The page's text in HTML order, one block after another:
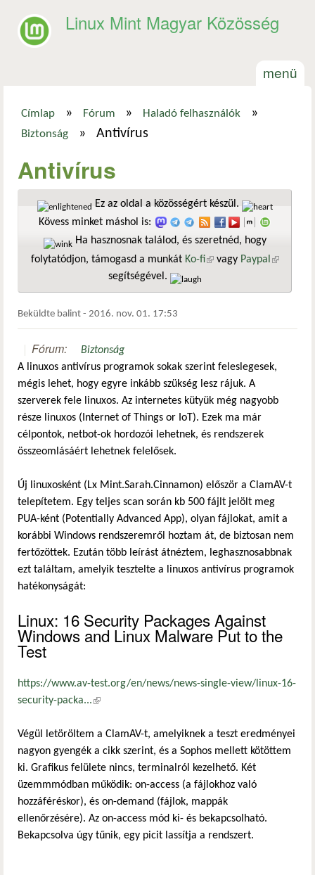
Linux Mint Magyar Közösség
menü
Jelenlegi hely
Címlap » Fórum » Haladó felhasználók »
Biztonság » Antivírus
Antivírus
Ez az oldal a közösségért készül.
Kövess minket máshol is:
Ha hasznosnak találod, és szeretnéd, hogy
folytatódjon, támogasd a munkát Ko-fi(külső hivatkozás)
vagy Paypal
segítségével.
Beküldte balint - 2016. nov. 01. 17:53
Fórum:
Biztonság
A linuxos antivírus programok sokak szerint feleslegesek,
mégis lehet, hogy egyre inkább szükség lesz rájuk. A
szerverek fele linuxos. Az internetes kütyük még nagyobb
része linuxos (Internet of Things or IoT). Ezek ma már
célpontok, netbot-ok hordozói lehetnek, és rendszerek
összeomlásáért lehetnek felelősek.
Új linuxosként (Lx Mint.Sarah.Cinnamon) először a ClamAV-t
telepítetem. Egy teljes scan során kb 500 fájlt jelölt meg
PUA-ként (Potentially Advanced App), olyan fájlokat, amit a
korábbi Windows rendszeremről hoztam át, de biztosan nem
fertőzöttek. Ezután több leírást átnéztem, leghasznosabbnak
ezt találtam, amelyik tesztelte a linuxos antivírus programok
hatékonyságát:
Linux: 16 Security Packages Against
Windows and Linux Malware Put to the
Test
https://www.av-test.org/en/news/news-single-view/linux-16-
security-packa...(külső hivatkozás)
Végül letöröltem a ClamAV-t, amelyiknek a teszt eredményei
nagyon gyengék a cikk szerint, és a Sophos mellett kötöttem
ki. Grafikus felülete nincs, terminalról kezelhető. Két
üzemmmódban működik: on-access (a fájlokhoz való
hozzáféréskor), és on-demand (fájlok, mappák
ellenőrzésére). Az on-access mód ki- és bekapcsolható.
Bekapcsolva úgy tűnik, egy picit lassítja a rendszert.